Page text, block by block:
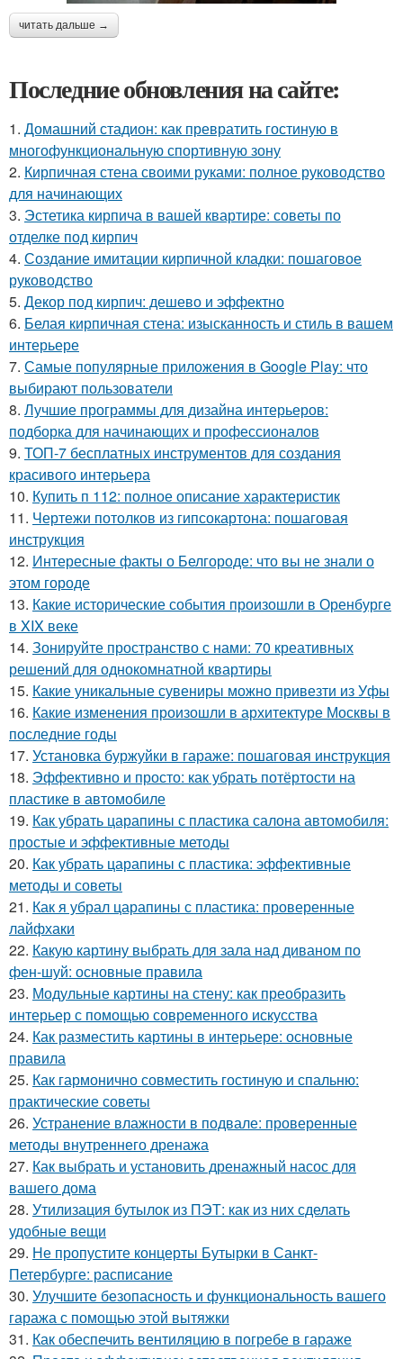
читать дальше →
Последние обновления на сайте:
1. Домашний стадион: как превратить гостиную в
многофункциональную спортивную зону
2. Кирпичная стена своими руками: полное руководство
для начинающих
3. Эстетика кирпича в вашей квартире: советы по
отделке под кирпич
4. Создание имитации кирпичной кладки: пошаговое
руководство
5. Декор под кирпич: дешево и эффектно
6. Белая кирпичная стена: изысканность и стиль в вашем
интерьере
7. Самые популярные приложения в Google Play: что
выбирают пользователи
8. Лучшие программы для дизайна интерьеров:
подборка для начинающих и профессионалов
9. ТОП-7 бесплатных инструментов для создания
красивого интерьера
10. Купить п 112: полное описание характеристик
11. Чертежи потолков из гипсокартона: пошаговая
инструкция
12. Интересные факты о Белгороде: что вы не знали о
этом городе
13. Какие исторические события произошли в Оренбурге
в XIX веке
14. Зонируйте пространство с нами: 70 креативных
решений для однокомнатной квартиры
15. Какие уникальные сувениры можно привезти из Уфы
16. Какие изменения произошли в архитектуре Москвы в
последние годы
17. Установка буржуйки в гараже: пошаговая инструкция
18. Эффективно и просто: как убрать потёртости на
пластике в автомобиле
19. Как убрать царапины с пластика салона автомобиля:
простые и эффективные методы
20. Как убрать царапины с пластика: эффективные
методы и советы
21. Как я убрал царапины с пластика: проверенные
лайфхаки
22. Какую картину выбрать для зала над диваном по
фен-шуй: основные правила
23. Модульные картины на стену: как преобразить
интерьер с помощью современного искусства
24. Как разместить картины в интерьере: основные
правила
25. Как гармонично совместить гостиную и спальню:
практические советы
26. Устранение влажности в подвале: проверенные
методы внутреннего дренажа
27. Как выбрать и установить дренажный насос для
вашего дома
28. Утилизация бутылок из ПЭТ: как из них сделать
удобные вещи
29. Не пропустите концерты Бутырки в Санкт-
Петербурге: расписание
30. Улучшите безопасность и функциональность вашего
гаража с помощью этой вытяжки
31. Как обеспечить вентиляцию в погребе в гараже